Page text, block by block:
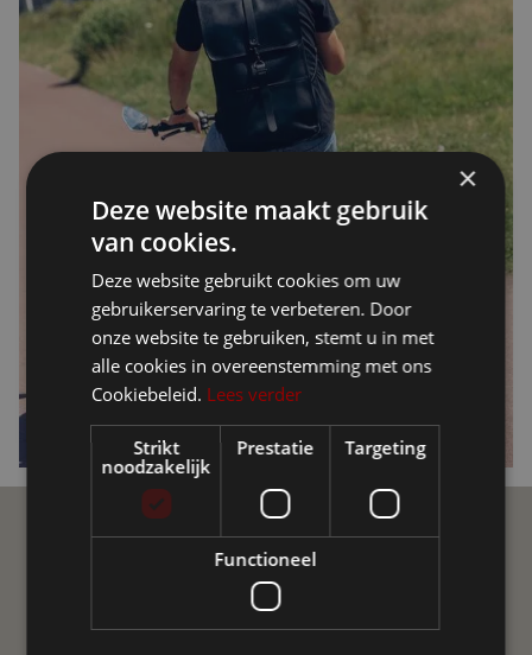
Ellio Community
×
Deze website maakt gebruik
van cookies.
Deze website gebruikt cookies om uw
gebruikerservaring te verbeteren. Door
onze website te gebruiken, stemt u in met
alle cookies in overeenstemming met ons
Cookiebeleid. Lees verder
Strikt
noodzakelijk
Prestatie Targeting
Functioneel